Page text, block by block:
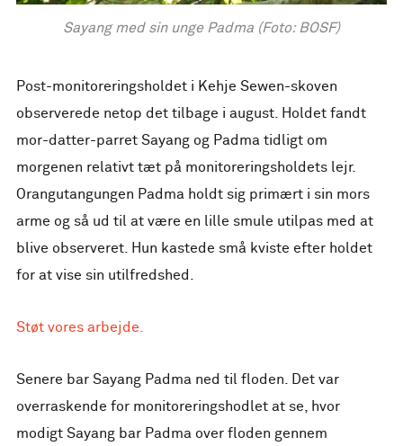
Sayang med sin unge Padma (Foto: BOSF)
Post-monitoreringsholdet i Kehje Sewen-skoven
observerede netop det tilbage i august. Holdet fandt
mor-datter-parret Sayang og Padma tidligt om
morgenen relativt tæt på monitoreringsholdets lejr.
Orangutangungen Padma holdt sig primært i sin mors
arme og så ud til at være en lille smule utilpas med at
blive observeret. Hun kastede små kviste efter holdet
for at vise sin utilfredshed.
Støt vores arbejde.
Senere bar Sayang Padma ned til floden. Det var
overraskende for monitoreringshodlet at se, hvor
modigt Sayang bar Padma over floden gennem